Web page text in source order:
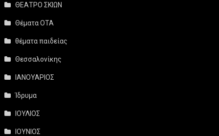
ΘΕΑΤΡΟ ΣΚΙΩΝ
Θέματα ΟΤΑ
θέματα παιδείας
Θεσσαλονίκης
ΙΑΝΟΥΑΡΙΟΣ
Ίδρυμα
ΙΟΥΛΙΟΣ
ΙΟΥΝΙΟΣ